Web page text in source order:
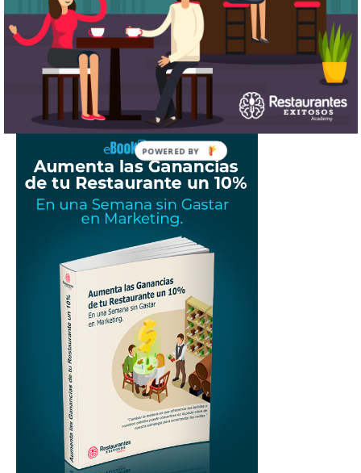
E-Learning: La Solución a la Alta
Rotación de Empleados en
Restaurantes